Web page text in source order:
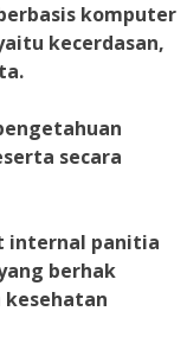
komputer
kecerdasan,
secara
internal panitia
berhak